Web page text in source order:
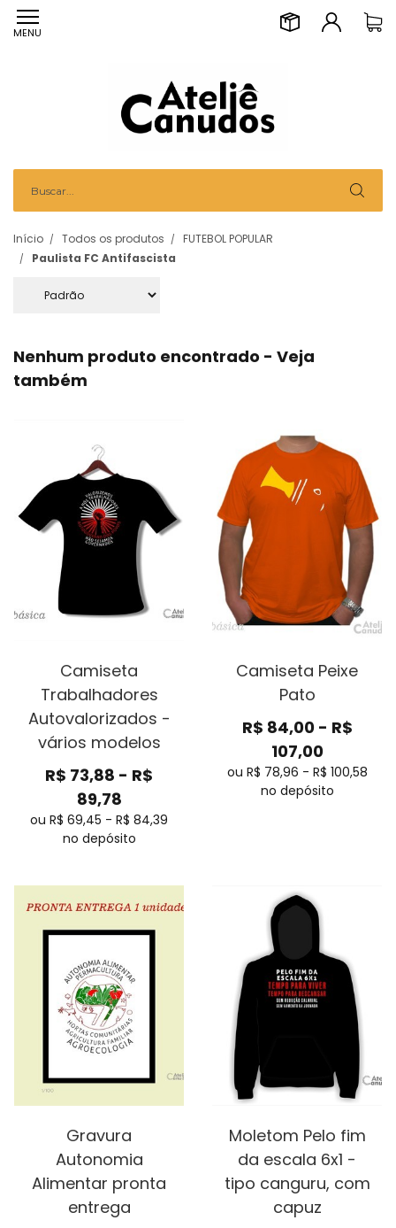
MENU
Início Todos os produtos
FUTEBOL POPULAR
Paulista FC Antifascista
Nenhum produto encontrado - Veja
também
Camiseta
Trabalhadores
Autovalorizados -
vários modelos
R$ 73,88 - R$
89,78
ou R$ 69,45 - R$ 84,39
no depósito
Camiseta Peixe
Pato
R$ 84,00 - R$
107,00
ou R$ 78,96 - R$ 100,58
no depósito
Gravura
Autonomia
Alimentar pronta
entrega
Moletom Pelo fim
da escala 6x1 -
tipo canguru, com
capuz